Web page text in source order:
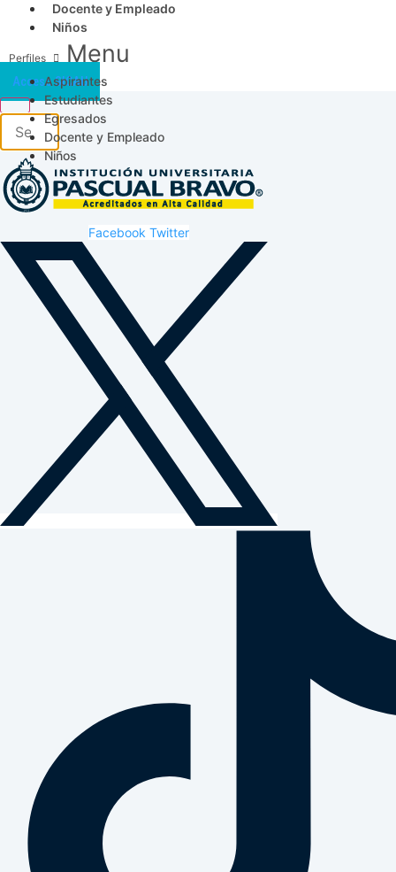
Docente y Empleado
Niños
Menu
Aspirantes
Estudiantes
Egresados
Docente y Empleado
Niños
Acceso SICAU
Facebook Twitter